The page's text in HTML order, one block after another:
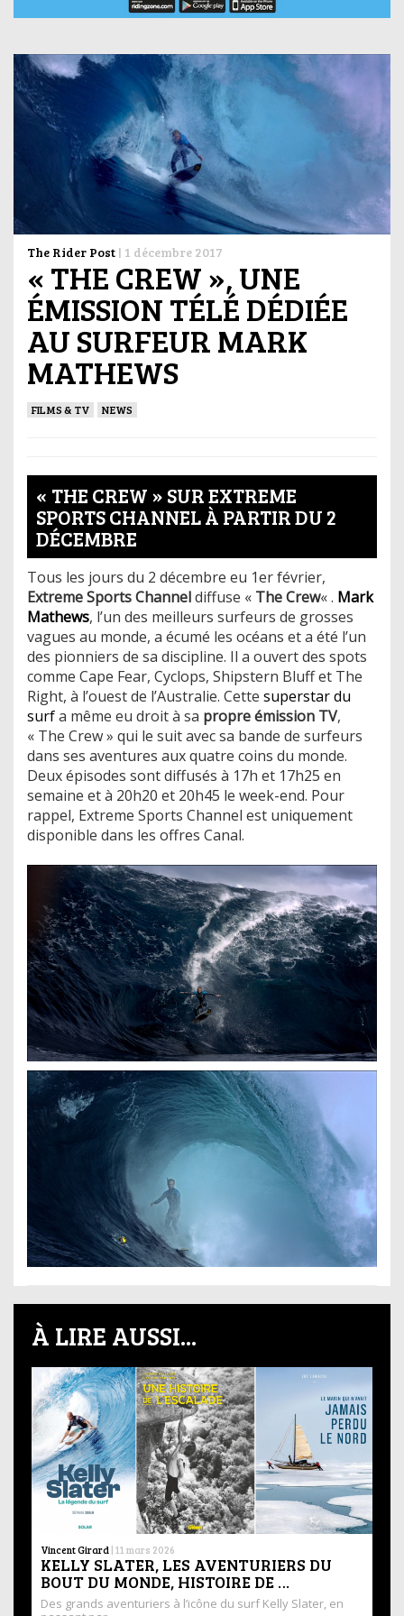
The Rider Post | 1 décembre 2017
« THE CREW », UNE
ÉMISSION TÉLÉ DÉDIÉE
AU SURFEUR MARK
MATHEWS
FILMS & TV NEWS
« THE CREW » SUR EXTREME
SPORTS CHANNEL À PARTIR DU 2
DÉCEMBRE
Tous les jours du 2 décembre eu 1er février,
Extreme Sports Channeldiffuse « The Crew« . Mark
Mathews, l’un des meilleurs surfeurs de grosses
vagues au monde, a écumé les océans et a été l’un
des pionniers de sa discipline. Il a ouvert des spots
comme Cape Fear, Cyclops, Shipstern Bluff et The
Right, à l’ouest de l’Australie. Cette superstar du
surfa même eu droit à sa propre émission TV,
« The Crew » qui le suit avec sa bande de surfeurs
dans ses aventures aux quatre coins du monde.
Deux épisodes sont diffusés à 17h et 17h25 en
semaine et à 20h20 et 20h45 le week-end. Pour
rappel, Extreme Sports Channel est uniquement
disponible dans les offres Canal.
À LIRE AUSSI...
Vincent Girard | 11 mars 2026
KELLY SLATER, LES AVENTURIERS DU
BOUT DU MONDE, HISTOIRE DE …
Des grands aventuriers à l’icône du surf Kelly Slater, en